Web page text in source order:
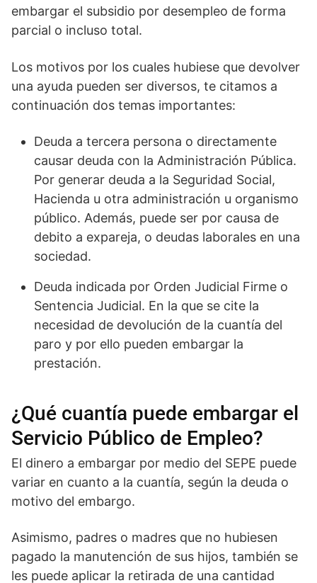
embargar el subsidio por desempleo de forma
parcial o incluso total.
Los motivos por los cuales hubiese que devolver
una ayuda pueden ser diversos, te citamos a
continuación dos temas importantes:
Deuda a tercera persona o directamente
causar deuda con la Administración Pública.
Por generar deuda a la Seguridad Social,
Hacienda u otra administración u organismo
público. Además, puede ser por causa de
debito a expareja, o deudas laborales en una
sociedad.
Deuda indicada por Orden Judicial Firme o
Sentencia Judicial. En la que se cite la
necesidad de devolución de la cuantía del
paro y por ello pueden embargar la
prestación.
¿Qué cuantía puede embargar el
Servicio Público de Empleo?
El dinero a embargar por medio del SEPE puede
variar en cuanto a la cuantía, según la deuda o
motivo del embargo.
Asimismo, padres o madres que no hubiesen
pagado la manutención de sus hijos, también se
les puede aplicar la retirada de una cantidad